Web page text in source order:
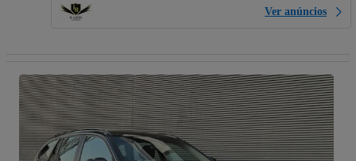
Ver anúncios